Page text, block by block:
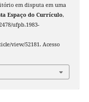
em disputa em uma
Espaço do Currículo,
ufpb.1983-
view/52181. Acesso